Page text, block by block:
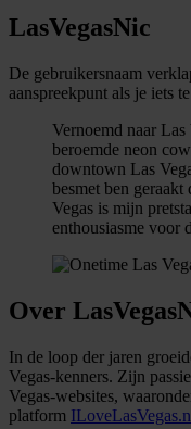
LasVegasNic
De gebruikersnaam
aanspreekpunt als je iets
Vernoemd naar
beroemde neon
downtown Las
besmet ben
Vegas is mijn
enthousiasme voor
Over
In de loop der jaren
Vegas-kenners. Zijn
Vegas-websites,
platform